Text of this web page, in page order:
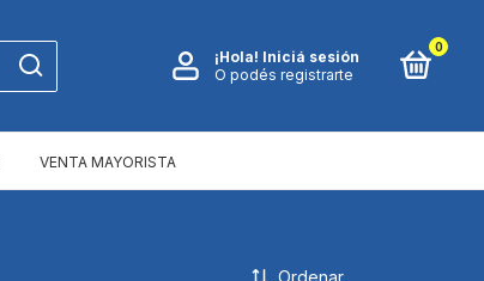
¡Hola! Iniciá sesión
O podés registrarte
0
VENTA MAYORISTA
Ordenar